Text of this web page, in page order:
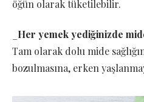
öğün olarak tüketilebilir.
Her yemek yediğinizde
Tam olarak dolu mide
bozulmasına, erken